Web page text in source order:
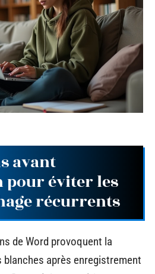
avant
pour éviter les
récurrents
de Word provoquent la
blanches après enregistrement